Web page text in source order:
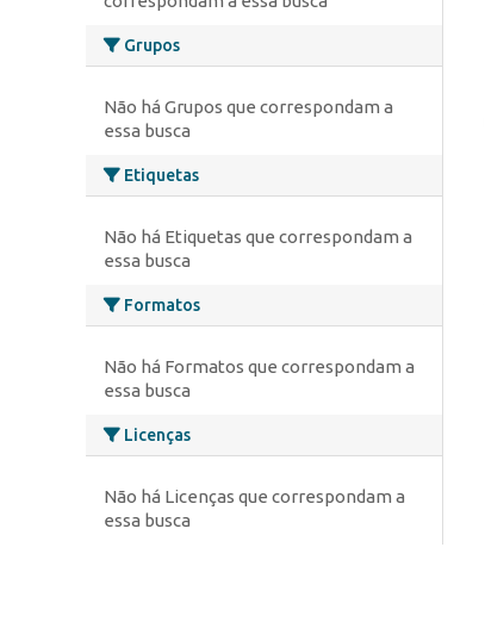
Grupos
Não há Grupos que correspondam a
essa busca
Etiquetas
Não há Etiquetas que correspondam a
essa busca
Formatos
Não há Formatos que correspondam a
essa busca
Licenças
Não há Licenças que correspondam a
essa busca